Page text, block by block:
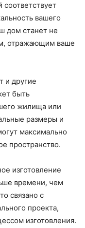
вашего
дом станет не
отражающим ваше
и другие
быть
жилища или
размеры и
максимально
пространство.
изготовление
времени, чем
связано с
проекта,
изготовления.